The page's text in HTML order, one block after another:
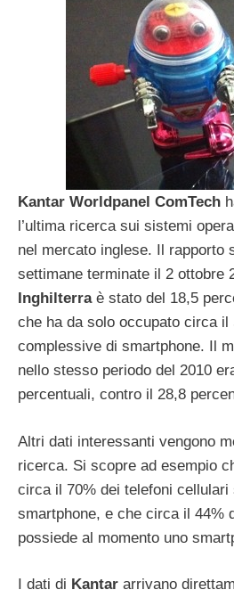
Kantar Worldpanel ComTech
l’ultima ricerca sui sistemi
nel mercato inglese. Il rapporto
settimane terminate il 2 ottobre
Inghilterraè stato del 18,5
che ha da solo occupato circa il
complessive di smartphone. Il
nello stesso periodo del 2010
percentuali, contro il 28,8
Altri dati interessanti vengono
ricerca. Si scopre ad esempio
circa il 70% dei telefoni cellulari
smartphone, e che circa il 44%
possiede al momento uno
I dati di Kantar arrivano